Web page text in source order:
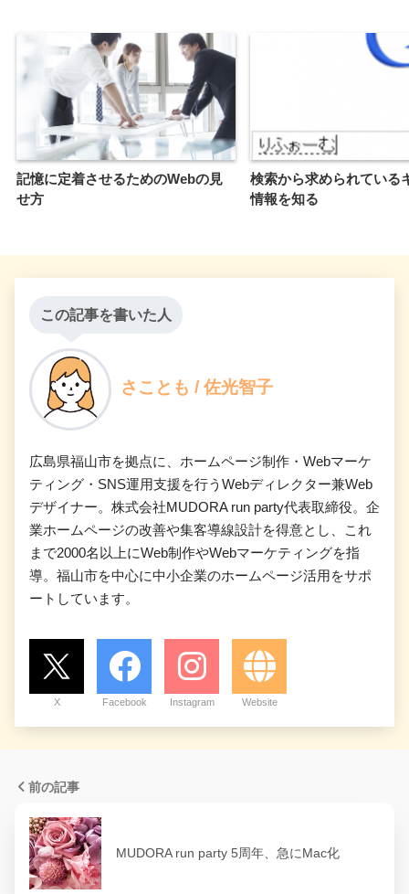
記憶に定着させるためのWebの見
せ方
検索から求められている
情報を知る
この記事を書いた人
さことも / 佐光智子
広島県福山市を拠点に、ホームページ制作・Webマーケ
ティング・SNS運用支援を行うWebディレクター兼Web
デザイナー。株式会社MUDORA run party代表取締役。企
業ホームページの改善や集客導線設計を得意とし、これ
まで2000名以上にWeb制作やWebマーケティングを指
導。福山市を中心に中小企業のホームページ活用をサポ
ートしています。
X Facebook Instagram Website
前の記事
MUDORA run party 5周年、急にMac化